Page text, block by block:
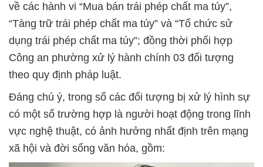
về các hành vi “Mua bán trái phép chất ma túy”,
“Tàng trữ trái phép chất ma túy” và “Tổ chức sử
dụng trái phép chất ma túy”; đồng thời phối hợp
Công an phường xử lý hành chính 03 đối tượng
theo quy định pháp luật.
Đáng chú ý, trong số các đối tượng bị xử lý hình sự
có một số trường hợp là người hoạt động trong lĩnh
vực nghệ thuật, có ảnh hưởng nhất định trên mạng
xã hội và đời sống văn hóa, gồm: